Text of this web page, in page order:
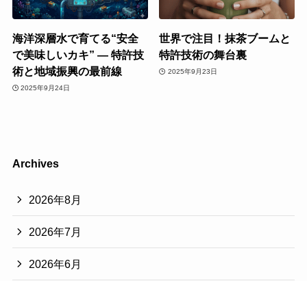
海洋深層水で育てる“安全
で美味しいカキ” ― 特許技
術と地域振興の最前線
2025年9月24日
世界で注目！抹茶ブームと
特許技術の舞台裏
2025年9月23日
Archives
2026年8月
2026年7月
2026年6月